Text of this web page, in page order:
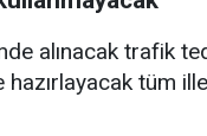
alınacak trafik
tüm